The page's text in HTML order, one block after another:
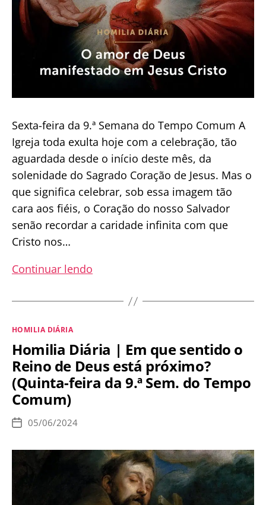
Sexta-feira da 9.ª Semana do Tempo Comum A
Igreja toda exulta hoje com a celebração, tão
aguardada desde o início deste mês, da
solenidade do Sagrado Coração de Jesus. Mas o
que significa celebrar, sob essa imagem tão
cara aos fiéis, o Coração do nosso Salvador
senão recordar a caridade infinita com que
Cristo nos…
Continuar lendo
|
de
Deus
manifestado
Categorias
HOMILIA DIÁRIA
Homilia Diária | Em que sentido o
Reino de Deus está próximo?
(Quinta-feira da 9.ª Sem. do Tempo
Comum)
Data
publicação
05/06/2024